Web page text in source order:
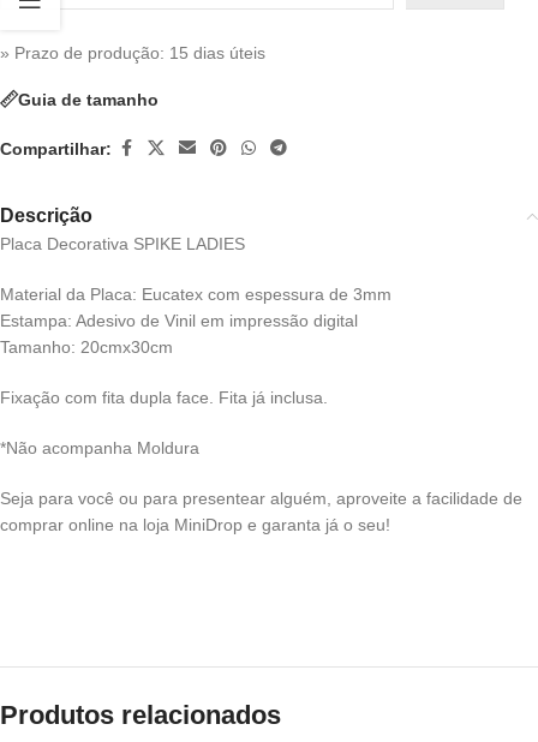
» Prazo de produção: 15 dias úteis
Guia de tamanho
Compartilhar:
Descrição
Placa Decorativa SPIKE LADIES
Material da Placa: Eucatex com espessura de 3mm
Estampa: Adesivo de Vinil em impressão digital
Tamanho: 20cmx30cm
Fixação com fita dupla face. Fita já inclusa.
*Não acompanha Moldura
Seja para você ou para presentear alguém, aproveite a facilidade de
comprar online na loja MiniDrop e garanta já o seu!
Produtos relacionados